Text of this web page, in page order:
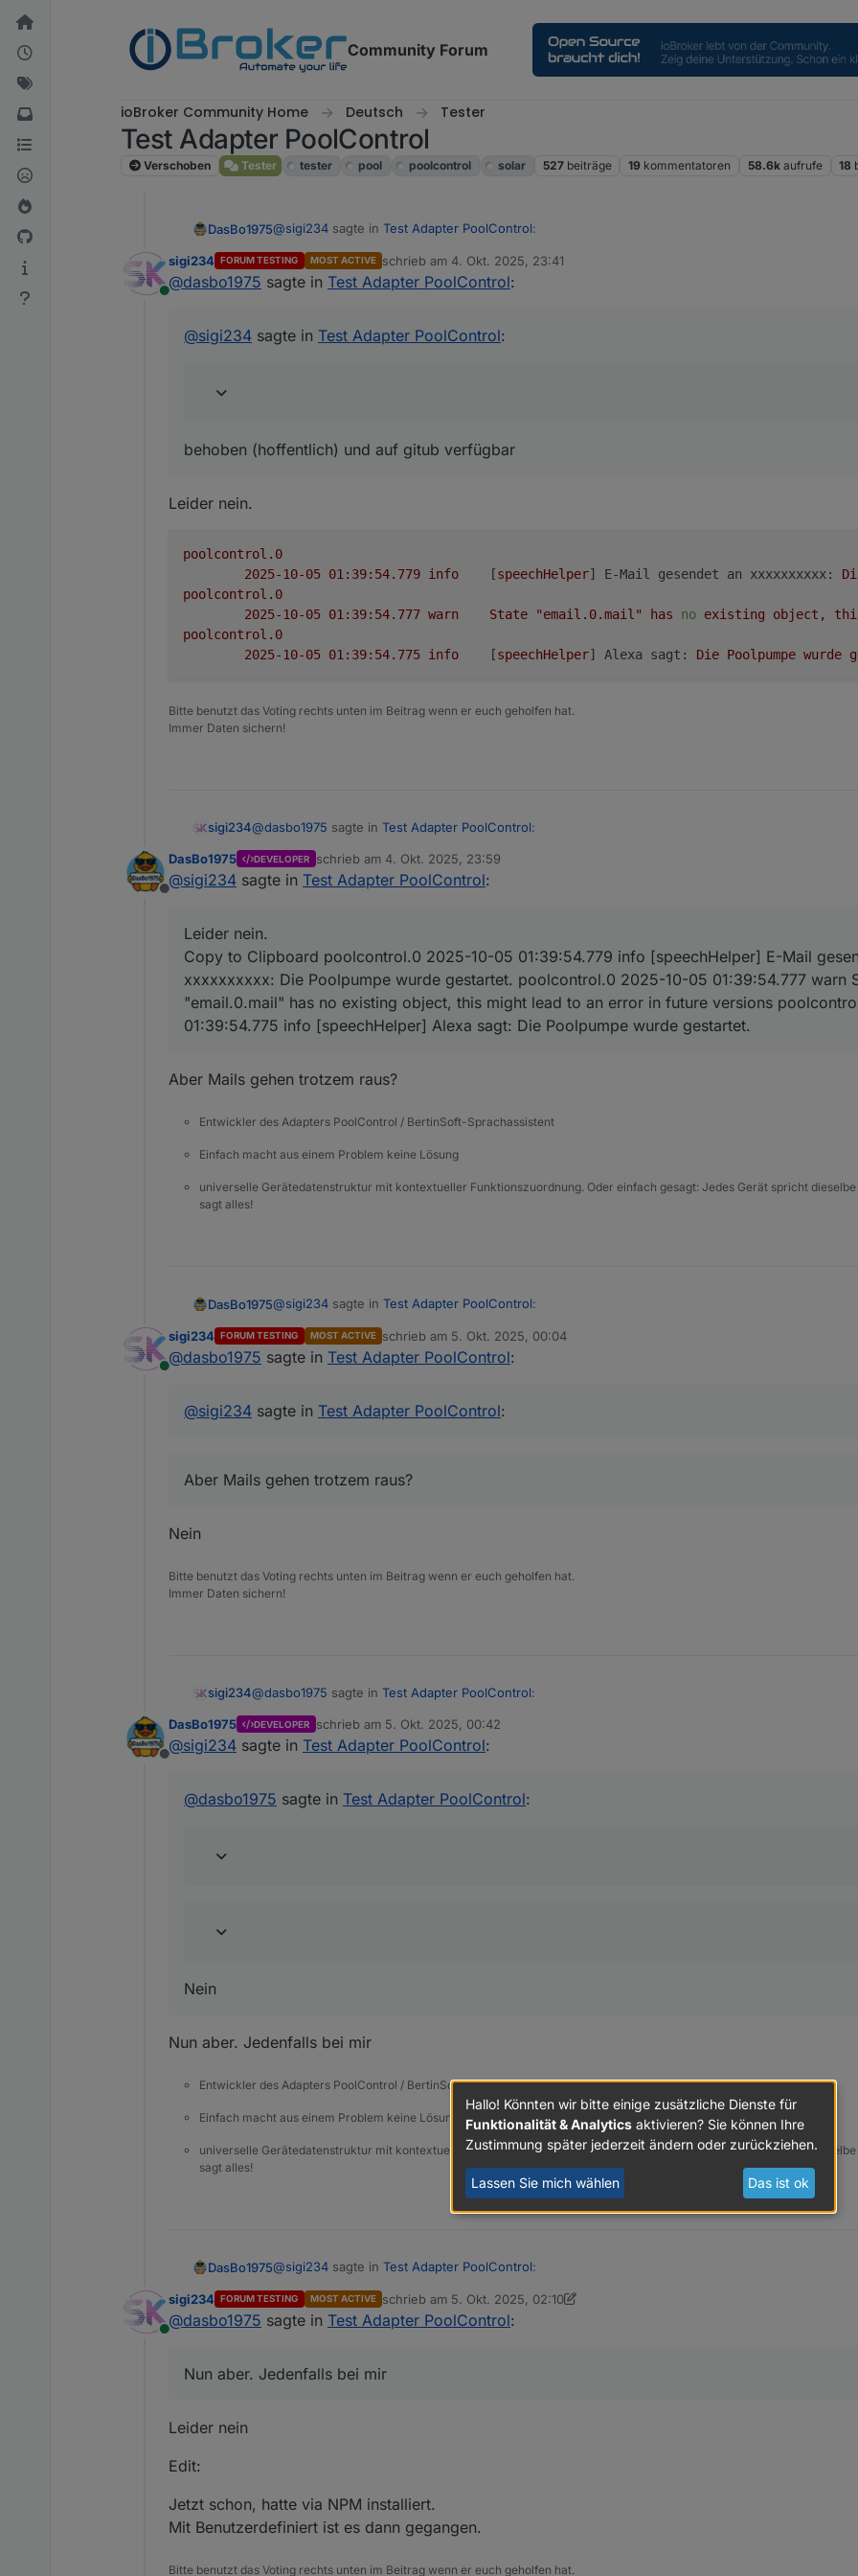
Weiter zum Inhalt
Community Forum
ioBroker Community Home Deutsch Tester
Test Adapter PoolControl
Verschoben Tester tester pool poolcontrol solar 527 beiträge 19 kommentatoren 58.6k aufrufe 18
DasBo1975@sigi234 sagte in Test Adapter PoolControl:
@dasbo1975sagte inTest Adapter PoolControl
eine Existenzprüfung des E-Mail-Adapters vor dem Versand,
Online
sigi234 FORUM TESTING MOST ACTIVE schrieb am 4. Okt. 2025, 23:41
zuletzt editiert von
@dasbo1975 sagte in Test Adapter PoolControl:
@sigi234 sagte in Test Adapter PoolControl:
behoben (hoffentlich) und auf gitub verfügbar
Leider nein.
poolcontrol.0
info
	[
speechHelper] E-Mail gesendet an xxxxxxxxxx:
poolcontrol.0
warn State "email.0.mail" has no existing object,
poolcontrol.0
info
	[
speechHelper] Alexa sagt: Die Poolpumpe wurde
Bitte benutzt das Voting rechts unten im Beitrag wenn er euch geholfen hat.
Immer Daten sichern!
sigi234@dasbo1975 sagte in Test Adapter PoolControl:
@sigi234sagte inTest Adapter PoolControl
eine Existenzprüfung des E-Mail-Adapters vor dem Versand,
poolcontrol.0
Denke .mail ist falsch
behoben (hoffentlich) und auf gitub verfügbar
poolcontrol.0
2025-10-05 01:39:54.779	info	[speechHelper] E-Mail gesendet an
poolcontrol.0
2025-10-05 01:39:54.777	warn	State "email.0.mail" has no existing
poolcontrol.0
Offline
DasBo1975 DEVELOPER schrieb am 4. Okt. 2025, 23:59
zuletzt editiert von
@sigi234 sagte in Test Adapter PoolControl:
Leider nein.
Copy to Clipboard poolcontrol.0 2025-10-05 01:39:54.779 info [speechHelper] E-Mail
xxxxxxxxxx: Die Poolpumpe wurde gestartet. poolcontrol.0 2025-10-05 01:39:54.777 warn
"email.0.mail" has no existing object, this might lead to an error in future versions
01:39:54.775 info [speechHelper] Alexa sagt: Die Poolpumpe wurde gestartet.
Aber Mails gehen trotzem raus?
Entwickler des Adapters PoolControl / BertinSoft-Sprachassistent
Einfach macht aus einem Problem keine Lösung
universelle Gerätedatenstruktur mit kontextueller Funktionszuordnung. Oder einfach gesagt: Jedes Gerät spricht
sagt alles!
DasBo1975@sigi234 sagte in Test Adapter PoolControl:
Leider nein.
object, this might lead to an error in future versions poolcontrol.0 2025-10-05 01:39:54.775 info [speechHelper]
Online
sigi234 FORUM TESTING MOST ACTIVE schrieb am 5. Okt. 2025, 00:04
zuletzt editiert von
@dasbo1975 sagte in Test Adapter PoolControl:
@sigi234 sagte in Test Adapter PoolControl:
Aber Mails gehen trotzem raus?
Nein
Bitte benutzt das Voting rechts unten im Beitrag wenn er euch geholfen hat.
Immer Daten sichern!
sigi234@dasbo1975 sagte in Test Adapter PoolControl:
@sigi234sagte inTest Adapter PoolControl
Aber Mails gehen trotzem raus?
Offline
DasBo1975 DEVELOPER schrieb am 5. Okt. 2025, 00:42
zuletzt editiert von
@sigi234 sagte in Test Adapter PoolControl:
@dasbo1975 sagte in Test Adapter PoolControl:
Nein
Nun aber. Jedenfalls bei mir
Entwickler des Adapters PoolControl / BertinSoft-Sprachassistent
Einfach macht aus einem Problem keine Lösung
universelle Gerätedatenstruktur mit kontextueller Funktionszuordnung. Oder einfach gesagt: Jedes Gerät spricht
sagt alles!
DasBo1975@sigi234 sagte in Test Adapter PoolControl:
@dasbo1975sagte inTest Adapter PoolControl
@sigi234 sagte in
Online
sigi234 FORUM TESTING MOST ACTIVE schrieb am 5. Okt. 2025, 02:10
zuletzt editiert von sigi23410. Mai 2025, 04:19
@dasbo1975 sagte in Test Adapter PoolControl:
Nun aber. Jedenfalls bei mir
Leider nein
Edit:
Jetzt schon, hatte via NPM installiert.
Mit Benutzerdefiniert ist es dann gegangen.
Bitte benutzt das Voting rechts unten im Beitrag wenn er euch geholfen hat.
Hallo! Könnten wir bitte einige zusätzliche Dienste für
Funktionalität & Analytics aktivieren? Sie können Ihre
Zustimmung später jederzeit ändern oder zurückziehen.
Lassen Sie mich wählen Das ist ok